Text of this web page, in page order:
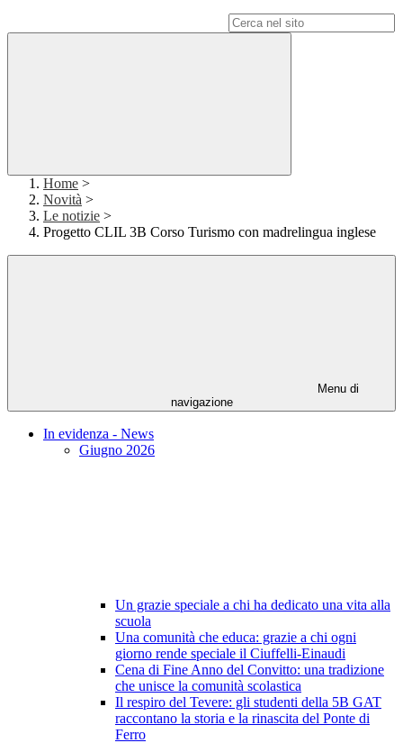
Home >
Novità >
Le notizie >
Progetto CLIL 3B Corso Turismo con madrelingua inglese
Menu di
navigazione
In evidenza - News
Giugno 2026
Un grazie speciale a chi ha dedicato una vita alla
scuola
Una comunità che educa: grazie a chi ogni
giorno rende speciale il Ciuffelli-Einaudi
Cena di Fine Anno del Convitto: una tradizione
che unisce la comunità scolastica
Il respiro del Tevere: gli studenti della 5B GAT
raccontano la storia e la rinascita del Ponte di
Ferro